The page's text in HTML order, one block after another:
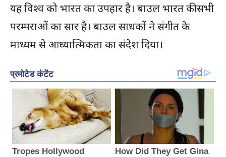
यह विश्व को भारत का उपहार है। बाउल भारत की सभी
परम्पराओं का सार है। बाउल साधकों ने संगीत के
माध्यम से आध्यात्मिकता का संदेश दिया।